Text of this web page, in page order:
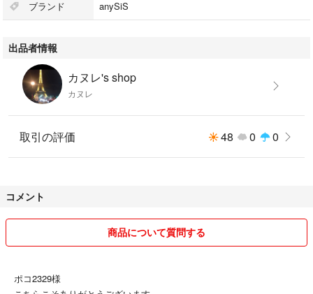
ブランド anySiS
出品者情報
カヌレ's shop
カヌレ
取引の評価 48 0 0
コメント
商品について質問する
ポコ2329様